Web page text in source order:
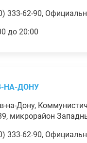
333-62-90,
до 20:00
НА-ДОНУ
на-Дону,
микрорайон
333-62-90,